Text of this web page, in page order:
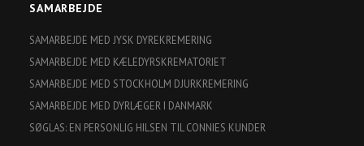
SAMARBEJDE
SAMARBEJDE MED JYSK DYREKREMERING
SAMARBEJDE MED KÆLEDYRSKREMATORIET
SAMARBEJDE MED STOCKHOLM DJURKREMERING
SAMARBEJDE MED DYRLÆGER I DANMARK
SØGLAS: EN PERSONLIG HILSEN TIL CONNIES KUNDER